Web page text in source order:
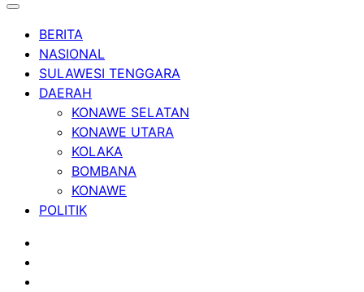
BERITA
NASIONAL
SULAWESI TENGGARA
DAERAH
KONAWE SELATAN
KONAWE UTARA
KOLAKA
BOMBANA
KONAWE
POLITIK